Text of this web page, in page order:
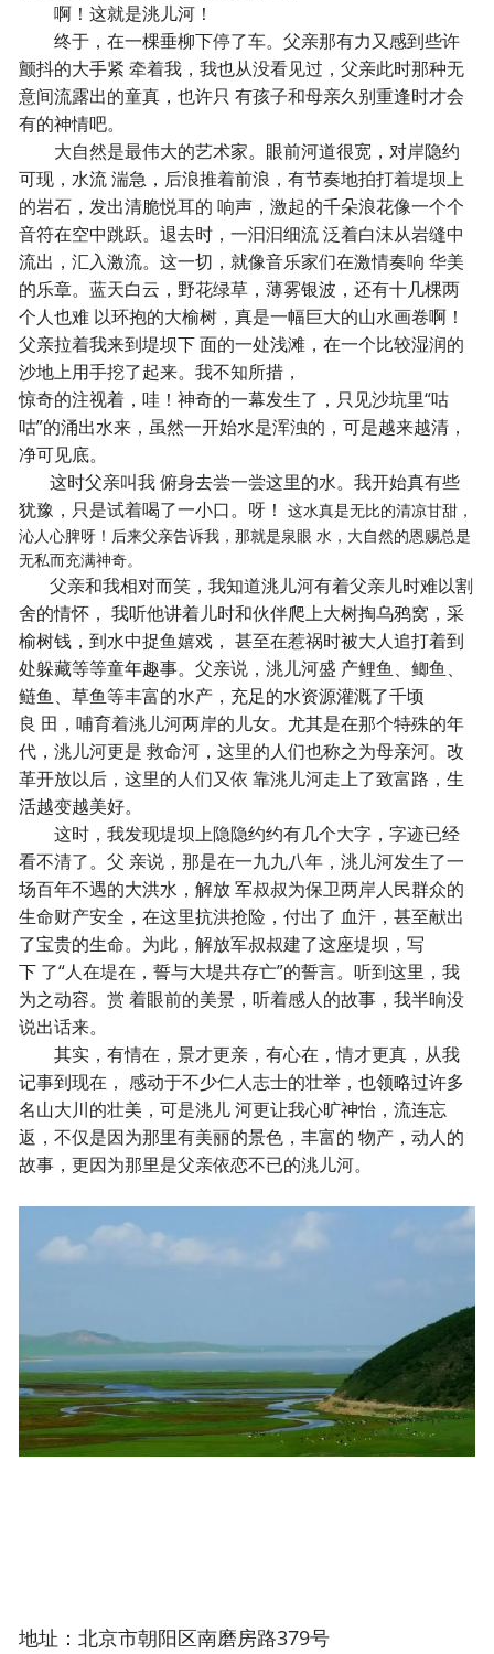
啊！这就是洮儿河！
终于，在一棵垂柳下停了车。父亲那有力又感到些许
颤抖的大手紧 牵着我，我也从没看见过，父亲此时那种无
意间流露出的童真，也许只 有孩子和母亲久别重逢时才会
有的神情吧。
大自然是最伟大的艺术家。眼前河道很宽，对岸隐约
可现，水流 湍急，后浪推着前浪，有节奏地拍打着堤坝上
的岩石，发出清脆悦耳的 响声，激起的千朵浪花像一个个
音符在空中跳跃。退去时，一汩汩细流 泛着白沫从岩缝中
流出，汇入激流。这一切，就像音乐家们在激情奏响 华美
的乐章。蓝天白云，野花绿草，薄雾银波，还有十几棵两
个人也难 以环抱的大榆树，真是一幅巨大的山水画卷啊！
父亲拉着我来到堤坝下 面的一处浅滩，在一个比较湿润的
沙地上用手挖了起来。我不知所措，
惊奇的注视着，哇！神奇的一幕发生了，只见沙坑里“咕
咕”的涌出水来，虽然一开始水是浑浊的，可是越来越清，
净可见底。
这时父亲叫我 俯身去尝一尝这里的水。我开始真有些
犹豫，只是试着喝了一小口。呀！这水真是无比的清凉甘甜，
沁人心脾呀！后来父亲告诉我，那就是泉眼 水，大自然的恩赐总是
无私而充满神奇。
父亲和我相对而笑，我知道洮儿河有着父亲儿时难以割
舍的情怀， 我听他讲着儿时和伙伴爬上大树掏乌鸦窝，采
榆树钱，到水中捉鱼嬉戏， 甚至在惹祸时被大人追打着到
处躲藏等等童年趣事。父亲说，洮儿河盛 产鲤鱼、鲫鱼、
鲢鱼、草鱼等丰富的水产，充足的水资源灌溉了千顷
良 田，哺育着洮儿河两岸的儿女。尤其是在那个特殊的年
代，洮儿河更是 救命河，这里的人们也称之为母亲河。改
革开放以后，这里的人们又依 靠洮儿河走上了致富路，生
活越变越美好。
这时，我发现堤坝上隐隐约约有几个大字，字迹已经
看不清了。父 亲说，那是在一九九八年，洮儿河发生了一
场百年不遇的大洪水，解放 军叔叔为保卫两岸人民群众的
生命财产安全，在这里抗洪抢险，付出了 血汗，甚至献出
了宝贵的生命。为此，解放军叔叔建了这座堤坝，写
下 了“人在堤在，誓与大堤共存亡”的誓言。听到这里，我
为之动容。赏 着眼前的美景，听着感人的故事，我半晌没
说出话来。
其实，有情在，景才更亲，有心在，情才更真，从我
记事到现在， 感动于不少仁人志士的壮举，也领略过许多
名山大川的壮美，可是洮儿 河更让我心旷神怡，流连忘
返，不仅是因为那里有美丽的景色，丰富的 物产，动人的
故事，更因为那里是父亲依恋不已的洮儿河。
地址：北京市朝阳区南磨房路379号